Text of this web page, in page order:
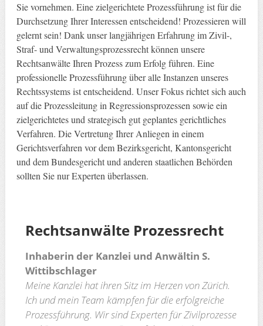
Sie vornehmen. Eine zielgerichtete Prozessführung ist für die
Durchsetzung Ihrer Interessen entscheidend! Prozessieren will
gelernt sein! Dank unser langjährigen Erfahrung im Zivil-,
Straf- und Verwaltungsprozessrecht können unsere
Rechtsanwälte Ihren Prozess zum Erfolg führen. Eine
professionelle Prozessführung über alle Instanzen unseres
Rechtssystems ist entscheidend. Unser Fokus richtet sich auch
auf die Prozessleitung in Regressionsprozessen sowie ein
zielgerichtetes und strategisch gut geplantes gerichtliches
Verfahren. Die Vertretung Ihrer Anliegen in einem
Gerichtsverfahren vor dem Bezirksgericht, Kantonsgericht
und dem Bundesgericht und anderen staatlichen Behörden
sollten Sie nur Experten überlassen.
RechtsanwälteProzessrecht
Inhaberin der Kanzlei und Anwältin S.
Wittibschlager
Meine Kanzlei hat ihren Sitz im Herzen von Zürich.
Ich und mein Team kämpfen für die erfolgreiche
Prozessführung. Wir sind Experten für Zivilprozesse